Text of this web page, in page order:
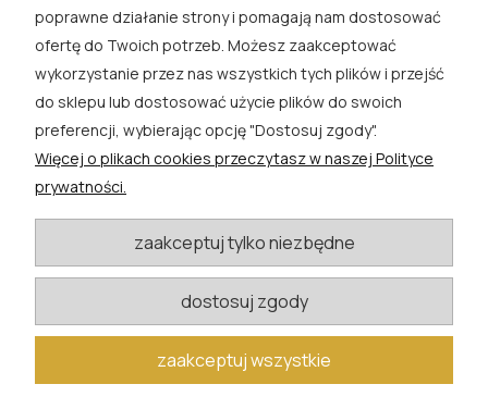
ROSA ĆWIK
SKLEP
EXTRA
KATEGORIE BLOGU
W razie pytań i wątpliwości prosimy o kontakt
biuro@rosacwik.pl
poprawne działanie strony i pomagają nam dostosować
ofertę do Twoich potrzeb. Możesz zaakceptować
wykorzystanie przez nas wszystkich tych plików i przejść
do sklepu lub dostosować użycie plików do swoich
preferencji, wybierając opcję "Dostosuj zgody".
Więcej o plikach cookies przeczytasz w naszej Polityce
prywatności.
zaakceptuj tylko niezbędne
dostosuj zgody
zaakceptuj wszystkie